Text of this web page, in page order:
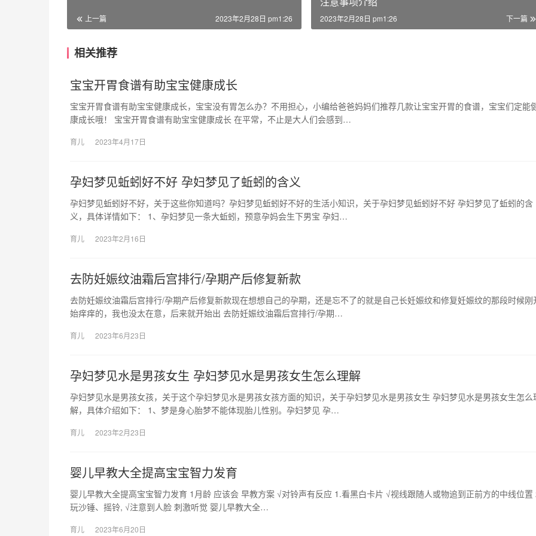
上一篇 2023年2月28日 pm1:26 下一篇
2023年2月28日 pm1:26
相关推荐
宝宝开胃食谱有助宝宝健康成长
宝宝开胃食谱有助宝宝健康成长，宝宝没有胃怎么办？不用担心，小编给爸爸妈妈们推荐几款让宝宝开胃的食谱，宝宝们定能
康成长哦！ 宝宝开胃食谱有助宝宝健康成长 在平常，不止是大人们会感到…
育儿 2023年4月17日
孕妇梦见蚯蚓好不好 孕妇梦见了蚯蚓的含义
孕妇梦见蚯蚓好不好，关于这些你知道吗？孕妇梦见蚯蚓好不好的生活小知识，关于孕妇梦见蚯蚓好不好 孕妇梦见了蚯蚓的含
义，具体详情如下： 1、孕妇梦见一条大蚯蚓，预意孕妈会生下男宝 孕妇…
育儿 2023年2月16日
去防妊娠纹油霜后宫排行/孕期产后修复新款
去防妊娠纹油霜后宫排行/孕期产后修复新款现在想想自己的孕期，还是忘不了的就是自己长妊娠纹和修复妊娠纹的那段时候刚
始痒痒的，我也没太在意，后来就开始出 去防妊娠纹油霜后宫排行/孕期…
育儿 2023年6月23日
孕妇梦见水是男孩女生 孕妇梦见水是男孩女生怎么理解
孕妇梦见水是男孩女孩，关于这个孕妇梦见水是男孩女孩方面的知识，关于孕妇梦见水是男孩女生 孕妇梦见水是男孩女生怎么
解，具体介绍如下： 1、梦是身心胎梦不能体现胎儿性别。孕妇梦见 孕…
育儿 2023年2月23日
婴儿早教大全提高宝宝智力发育
婴儿早教大全提高宝宝智力发育 1月龄 应该会 早教方案 √对铃声有反应 1.看黑白卡片 √视线跟随人或物追到正前方的中线位置
玩沙锤、摇铃, √注意到人脸 刺激听觉 婴儿早教大全…
育儿 2023年6月20日